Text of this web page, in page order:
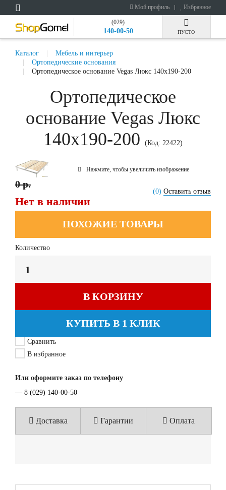
Мой профиль Избранное
(029)
140-00-50 ПУСТО
Каталог
Мебель и интерьер
Ортопедические основания
Ортопедическое основание Vegas Люкс 140x190-200
Ортопедическое
основание Vegas Люкс
140x190-200
(Код: 22422)
Нажмите, чтобы увеличить изображение
(0) Оставить отзыв
0 р.
Нет в наличии
ПОХОЖИЕ ТОВАРЫ
Количество
В КОРЗИНУ
КУПИТЬ В 1 КЛИК
Сравнить
В избранное
Или оформите заказ по телефону
— 8 (029) 140-00-50
Доставка Гарантии Оплата